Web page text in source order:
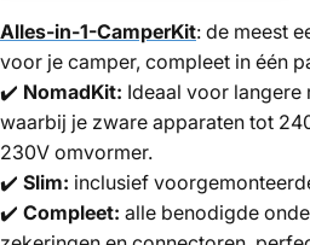
Alles-in-1-CamperKit: de meest
voor je camper, compleet in één
✔️ NomadKit: Ideaal voor langere
waarbij je zware apparaten tot
230V omvormer.
✔️ Slim: inclusief
✔️ Compleet: alle benodigde